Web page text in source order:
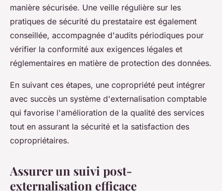
manière sécurisée. Une veille régulière sur les
pratiques de sécurité du prestataire est également
conseillée, accompagnée d'audits périodiques pour
vérifier la conformité aux exigences légales et
réglementaires en matière de protection des données.
En suivant ces étapes, une copropriété peut intégrer
avec succès un système d'externalisation comptable
qui favorise l'amélioration de la qualité des services
tout en assurant la sécurité et la satisfaction des
copropriétaires.
Assurer un suivi post-
externalisation efficace